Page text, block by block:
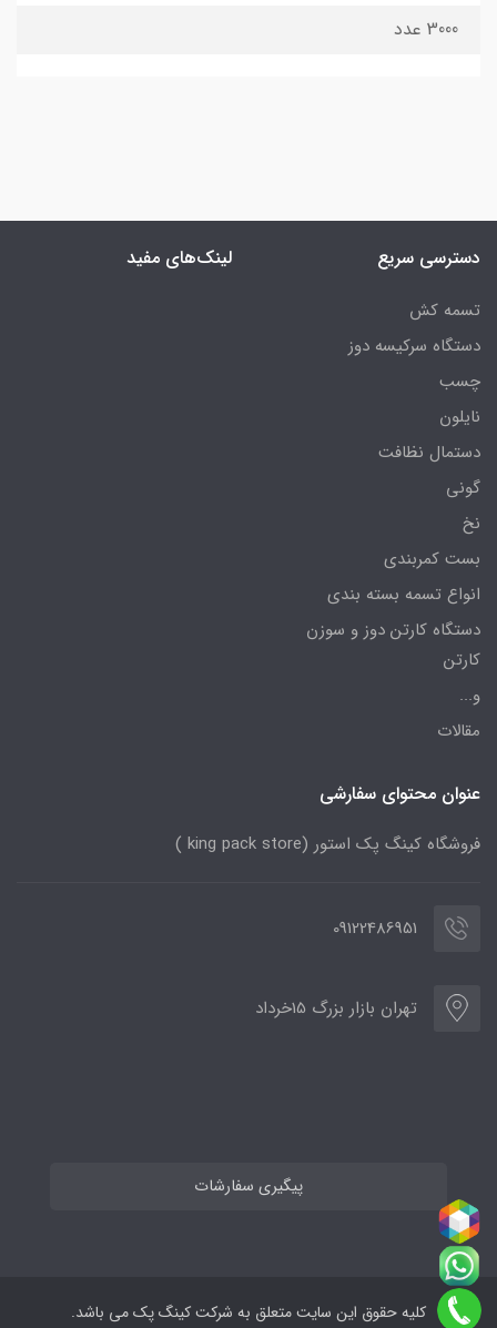
3000 عدد
دسترسی سریع
تسمه کش
دستگاه سرکیسه دوز
چسب
نایلون
دستمال نظافت
گونی
نخ
بست کمربندی
انواع تسمه بسته بندی
دستگاه کارتن دوز و سوزن
کارتن
و...
مقالات
لینک‌های مفید
عنوان محتوای سفارشی
فروشگاه کینگ پک استور (king pack store )
09122486951
تهران بازار بزرگ 15خرداد
پیگیری سفارشات
کلیه حقوق این سایت متعلق به شرکت کینگ پک می باشد.